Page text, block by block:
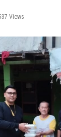
Views